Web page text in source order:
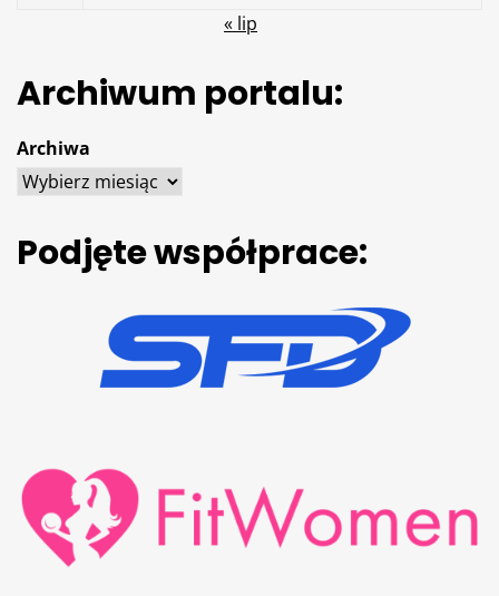
« lip
Archiwum portalu:
Archiwa
Podjęte współprace: